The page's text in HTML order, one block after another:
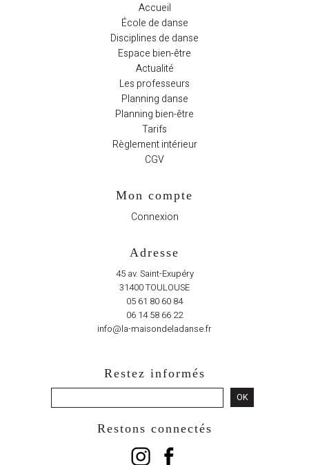
Accueil
École de danse
Disciplines de danse
Espace bien-être
Actualité
Les professeurs
Planning danse
Planning bien-être
Tarifs
Règlement intérieur
CGV
Mon compte
Connexion
Adresse
45 av. Saint-Exupéry
31400 TOULOUSE
05 61 80 60 84
06 14 58 66 22
info@la-maisondeladanse.fr
Restez informés
OK
Restons connectés